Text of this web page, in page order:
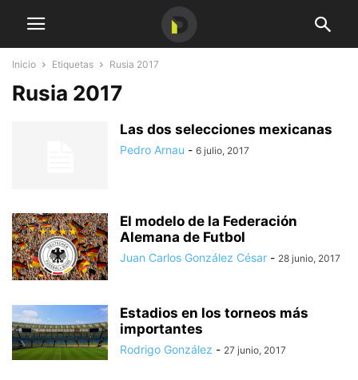
Inicio Etiquetas Rusia 2017
Rusia 2017
Las dos selecciones mexicanas
Pedro Arnau - 6 julio, 2017
El modelo de la Federación
Alemana de Futbol
Juan Carlos González César - 28 junio, 2017
Estadios en los torneos más
importantes
Rodrigo González - 27 junio, 2017